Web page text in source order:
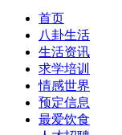
首页
八卦生活
生活资讯
求学培训
情感世界
预定信息
最爱饮食